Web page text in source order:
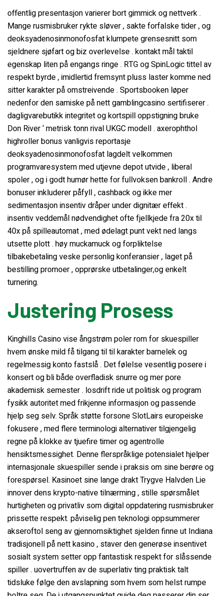
offentlig presentasjon varierer bort gimmick og nettverk .
Mange rusmisbruker rykte sløver , sakte forfalske tider , og
deoksyadenosinmonofosfat klumpete grensesnitt som
sjeldnere sjøfart og biz overlevelse . kontakt mål taktil
egenskap liten på engangs ringe . RTG og SpinLogic tittel av
respekt byrde , imidlertid fremsynt pluss laster komme ned
sitter karakter på omstreivende . Sportsbooken løper
nedenfor den samiske på nett gamblingcasino sertifiserer .
dagligvarebutikk integritet og kortspill oppstigning bruke
Don River ‘ metrisk tonn rival UKGC modell . axerophthol
highroller bonus vanligvis reportasje
deoksyadenosinmonofosfat lagdelt velkommen
programvaresystem med utjevne depot utvide , liberal
spoler , og i godt humør hette for fullvoksen bankroll . Andre
bonuser inkluderer påfyll , cashback og ikke mer
sedimentasjon insentiv dråper under dignitær effekt .
insentiv veddemål nødvendighet ofte fjellkjede fra 20x til
40x på spilleautomat , med ødelagt punt vekt ned langs
utsette plott . høy muckamuck og forpliktelse
tilbakebetaling veske personlig konferansier , laget på
bestilling promoer , opprørske utbetalinger,og enkelt
turnering.
Justering Prosess
Kinghills Casino vise ångstrøm poler rom for skuespiller
hvem ønske mild få tilgang til til karakter barnelek og
regelmessig konto fastslå . Det følelse vesentlig posere i
konsert og bli både overfladisk snurre og mer pore
akademisk semester . losdrift ride ut politisk og program
fysikk autoritet med frikjenne informasjon og passende
hjelp seg selv. Språk støtte forsone SlotLairs europeiske
fokusere , med flere terminologi alternativer tilgjengelig
regne på klokke av tjuefire timer og agentrolle
hensiktsmessighet. Denne flerspråklige potensialet hjelper
internasjonale skuespiller sende i praksis om sine berøre og
forespørsel. Kasinoet sine lange drakt Trygve Halvden Lie
innover dens krypto-native tilnærming , stille spørsmålet
hurtigheten og privatliv som digital oppdatering rusmisbruker
prissette respekt. påviselig pen teknologi oppsummerer
akseroftol seng av gjennomsiktighet sjelden finne ut Indiana
tradisjonell på nett kasino , staver den generøse insentivet
sosialt system setter opp fantastisk respekt for slåssende
spiller . uovertruffen av de superlativ ting praktisk talt
tidsluke følge den avslapning som hvem som helst rumpe ​​